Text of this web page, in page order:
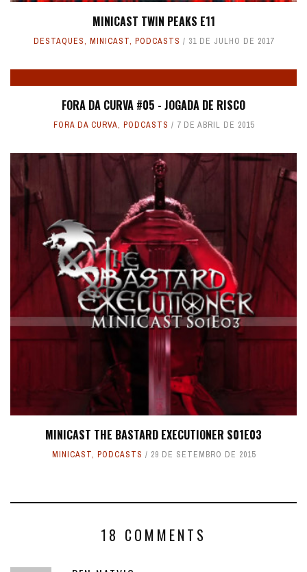
MINICAST TWIN PEAKS E11
DESTAQUES, MINICAST, PODCASTS 31 DE JULHO DE 2017
FORA DA CURVA #05 - JOGADA DE RISCO
FORA DA CURVA, PODCASTS 7 DE ABRIL DE 2015
MINICAST THE BASTARD EXECUTIONER S01E03
MINICAST, PODCASTS 29 DE SETEMBRO DE 2015
18 COMMENTS